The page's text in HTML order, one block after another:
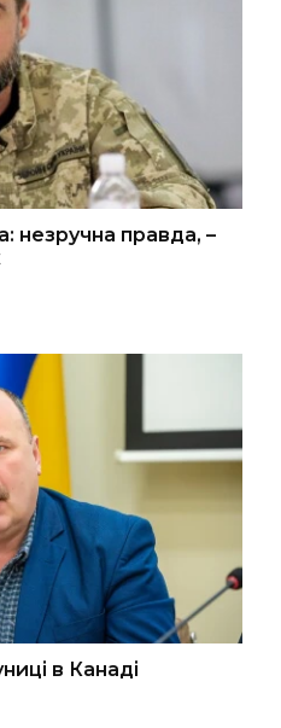
незручна правда, –
в Канаді